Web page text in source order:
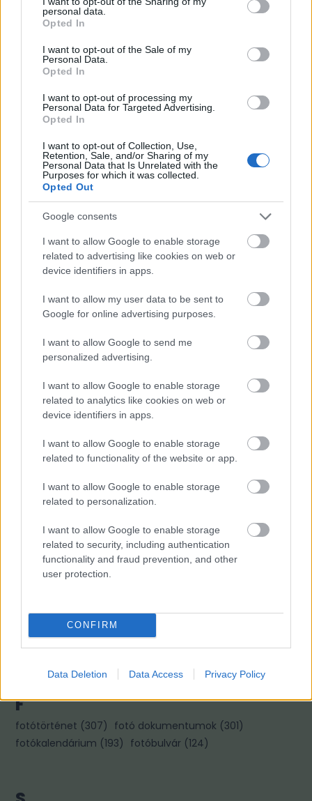
grant or deny consent to Google and its third-party tags to
use your data for below specified purposes in below Google
consent section.
personal data.
Opted In
I want to opt-out of the Sale of my
Personal Data.
Opted In
I want to opt-out of processing my
Personal Data for Targeted Advertising.
Opted In
I want to opt-out of Collection, Use,
Retention, Sale, and/or Sharing of my
Personal Data that Is Unrelated with the
Purposes for which it was collected.
Opted Out
Google consents
I want to allow Google to enable storage
related to advertising like cookies on web or
device identifiers in apps.
I want to allow my user data to be sent to
Google for online advertising purposes.
I want to allow Google to send me
personalized advertising.
I want to allow Google to enable storage
related to analytics like cookies on web or
device identifiers in apps.
I want to allow Google to enable storage
related to functionality of the website or app.
I want to allow Google to enable storage
related to personalization.
I want to allow Google to enable storage
related to security, including authentication
functionality and fraud prevention, and other
user protection.
CONFIRM
Data Deletion Data Access Privacy Policy
PUNKT
Nincs megjeleníthető elem
Fotográfusok és témák
mai manó ház hírek (718) magnum photos 217)
magyar fotográfiai múzeum (80)
a hét fotója (381 ) andré kertész (103 )
322) könyvajánló
kincses károly (96)
F
fotótörténet (307) fotó dokumentumok (301)
fotókalendárium (193) fotóbulvár (124)